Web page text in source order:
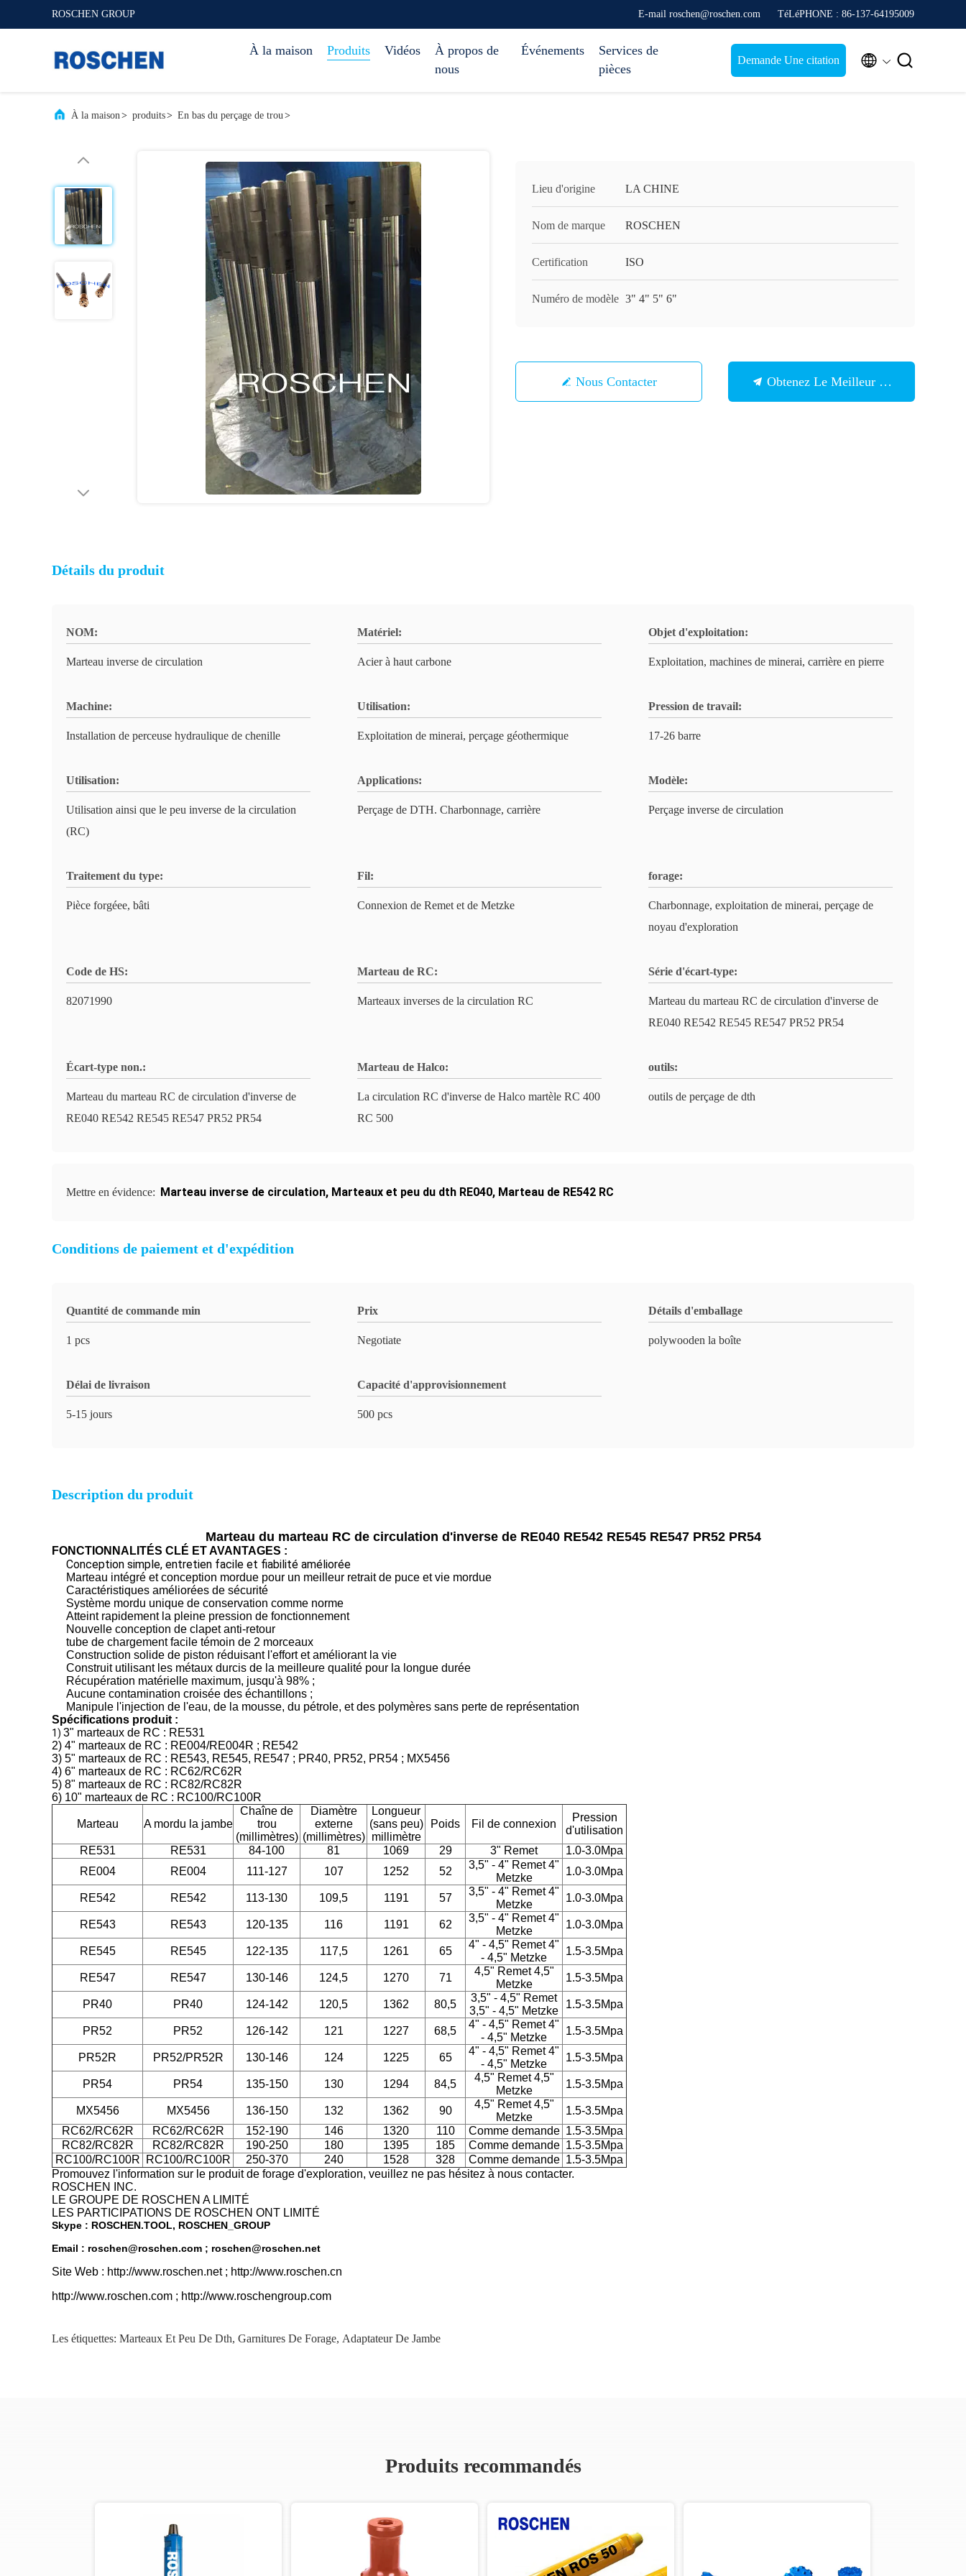
ROSCHEN GROUP E-mail roschen@roschen.com TéLéPHONE : 86-137-64195009
À la maison Produits Vidéos
À propos de
nous
Événements
Services de
pièces
Demande Une citation  
À la maison> produits> En bas du perçage de trou>
Lieu d'origine LA CHINE
Nom de marque ROSCHEN
Certification ISO
Numéro de modèle 3" 4" 5" 6"
Nous Contacter Obtenez Le Meilleur Prix
Détails du produit
NOM:
Marteau inverse de circulation
Matériel:
Acier à haut carbone
Objet d'exploitation:
Exploitation, machines de minerai, carrière en pierre
Machine:
Installation de perceuse hydraulique de chenille
Utilisation:
Exploitation de minerai, perçage géothermique
Pression de travail:
17-26 barre
Utilisation:
Utilisation ainsi que le peu inverse de la circulation
(RC)
Applications:
Perçage de DTH. Charbonnage, carrière
Modèle:
Perçage inverse de circulation
Traitement du type:
Pièce forgéee, bâti
Fil:
Connexion de Remet et de Metzke
forage:
Charbonnage, exploitation de minerai, perçage de
noyau d'exploration
Code de HS:
82071990
Marteau de RC:
Marteaux inverses de la circulation RC
Série d'écart-type:
Marteau du marteau RC de circulation d'inverse de
RE040 RE542 RE545 RE547 PR52 PR54
Écart-type non.:
Marteau du marteau RC de circulation d'inverse de
RE040 RE542 RE545 RE547 PR52 PR54
Marteau de Halco:
La circulation RC d'inverse de Halco martèle RC 400
RC 500
outils:
outils de perçage de dth
Mettre en évidence: Marteau inverse de circulation, Marteaux et peu du dth RE040, Marteau de RE542 RC
Conditions de paiement et d'expédition
Quantité de commande min
1 pcs
Prix
Negotiate
Détails d'emballage
polywooden la boîte
Délai de livraison
5-15 jours
Capacité d'approvisionnement
500 pcs
Description du produit
Marteau du marteau RC de circulation d'inverse de RE040 RE542 RE545 RE547 PR52 PR54
FONCTIONNALITÉS CLÉ ET AVANTAGES :
Conception simple, entretien facile et fiabilité améliorée
Marteau intégré et conception mordue pour un meilleur retrait de puce et vie mordue
Caractéristiques améliorées de sécurité
Système mordu unique de conservation comme norme
Atteint rapidement la pleine pression de fonctionnement
Nouvelle conception de clapet anti-retour
tube de chargement facile témoin de 2 morceaux
Construction solide de piston réduisant l'effort et améliorant la vie
Construit utilisant les métaux durcis de la meilleure qualité pour la longue durée
Récupération matérielle maximum, jusqu'à 98% ;
Aucune contamination croisée des échantillons ;
Manipule l'injection de l'eau, de la mousse, du pétrole, et des polymères sans perte de représentation
Spécifications produit :
1) 3" marteaux de RC : RE531
2) 4" marteaux de RC : RE004/RE004R ; RE542
3) 5" marteaux de RC : RE543, RE545, RE547 ; PR40, PR52, PR54 ; MX5456
4) 6" marteaux de RC : RC62/RC62R
5) 8" marteaux de RC : RC82/RC82R
6) 10" marteaux de RC : RC100/RC100R
Marteau A mordu la jambe
Chaîne de
trou
(millimètres)
Diamètre
externe
(millimètres)
Longueur
(sans peu)
millimètre
Poids Fil de connexion
Pression
d'utilisation
RE531
RE531 84-100 81 1069 29 3" Remet
1.0-3.0Mpa
RE004
RE004 111-127 107 1252 52
3,5" - 4" Remet 4"
Metzke
1.0-3.0Mpa
RE542 RE542 113-130 109,5 1191 57
3,5" - 4" Remet 4"
Metzke
1.0-3.0Mpa
RE543 RE543 120-135 116 1191 62
3,5" - 4" Remet 4"
Metzke
1.0-3.0Mpa
RE545 RE545 122-135 117,5 1261 65
4" - 4,5" Remet 4"
- 4,5" Metzke
1.5-3.5Mpa
RE547 RE547 130-146 124,5 1270 71
4,5" Remet 4,5"
Metzke
1.5-3.5Mpa
PR40 PR40 124-142 120,5 1362 80,5
3,5" - 4,5" Remet
3,5" - 4,5" Metzke
1.5-3.5Mpa
PR52 PR52 126-142 121 1227 68,5
4" - 4,5" Remet 4"
- 4,5" Metzke
1.5-3.5Mpa
PR52R PR52/PR52R 130-146 124 1225 65
4" - 4,5" Remet 4"
- 4,5" Metzke
1.5-3.5Mpa
PR54 PR54 135-150 130 1294 84,5
4,5" Remet 4,5"
Metzke
1.5-3.5Mpa
MX5456 MX5456 136-150 132 1362 90
4,5" Remet 4,5"
Metzke
1.5-3.5Mpa
RC62/RC62R
RC62/RC62R 152-190 146 1320 110 Comme demande 1.5-3.5Mpa
RC82/RC82R
RC82/RC82R 190-250 180 1395 185 Comme demande 1.5-3.5Mpa
RC100/RC100R
RC100/RC100R 250-370 240 1528 328 Comme demande 1.5-3.5Mpa
Promouvez l'information sur le produit de forage d'exploration, veuillez ne pas hésitez à nous contacter.
ROSCHEN INC.
LE GROUPE DE ROSCHEN A LIMITÉ
LES PARTICIPATIONS DE ROSCHEN ONT LIMITÉ
Skype : ROSCHEN.TOOL, ROSCHEN_GROUP
Email : roschen@roschen.com ; roschen@roschen.net
Site Web : http://www.roschen.net ; http://www.roschen.cn
http://www.roschen.com ; http://www.roschengroup.com
Les étiquettes: Marteaux Et Peu De Dth, Garnitures De Forage, Adaptateur De Jambe
Produits recommandés